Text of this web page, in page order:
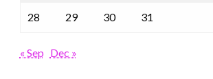
28 29 30 31
« Sep Dec »